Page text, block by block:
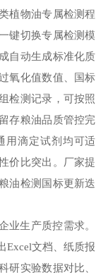
植物油专属检测程
键切换专属检测模
自动生成标准化质
氧化值数值、国标
检测记录，可按照
存粮油品质管控完
用滴定试剂均可适
价比突出。厂家提
油检测国标更新迭
业生产质控需求。
Excel文档、纸质报
研实验数据对比、